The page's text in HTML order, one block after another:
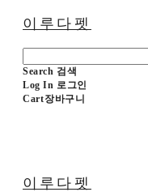
이루다펫
Search 검색
Log In 로그인
Cart장바구니
이루다펫